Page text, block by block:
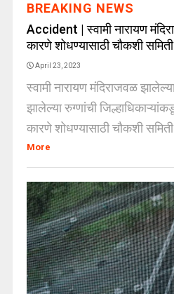
BREAKING NEWS
Accident | स्वामी नारायण
कारणे शोधण्यासाठी चौकशी
April 23, 2023
स्वामी नारायण मंदिराजवळ
झालेल्या रुग्णांची
कारणे शोधण्यासाठी चौकशी
More